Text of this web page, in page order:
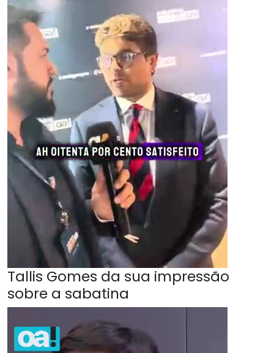
Tallis Gomes da sua impressão
sobre a sabatina